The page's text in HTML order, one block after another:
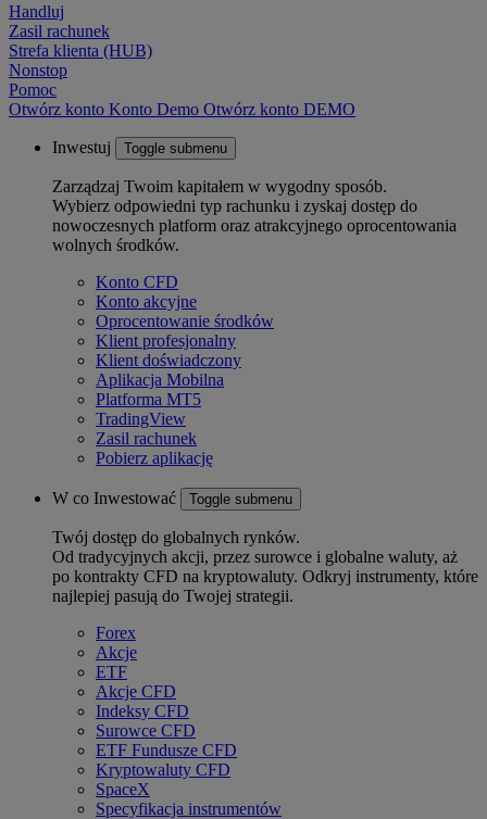
Handluj
Zasil rachunek
Strefa klienta (HUB)
Nonstop
Pomoc
Otwórz konto Konto Demo Otwórz konto DEMO
Inwestuj Toggle submenu
Zarządzaj Twoim kapitałem w wygodny sposób.
Wybierz odpowiedni typ rachunku i zyskaj dostęp do
nowoczesnych platform oraz atrakcyjnego oprocentowania
wolnych środków.
Konto CFD
Konto akcyjne
Oprocentowanie środków
Klient profesjonalny
Klient doświadczony
Aplikacja Mobilna
Platforma MT5
TradingView
Zasil rachunek
Pobierz aplikację
W co Inwestować Toggle submenu
Twój dostęp do globalnych rynków.
Od tradycyjnych akcji, przez surowce i globalne waluty, aż
po kontrakty CFD na kryptowaluty. Odkryj instrumenty, które
najlepiej pasują do Twojej strategii.
Forex
Akcje
ETF
Akcje CFD
Indeksy CFD
Surowce CFD
ETF Fundusze CFD
Kryptowaluty CFD
SpaceX
Specyfikacja instrumentów